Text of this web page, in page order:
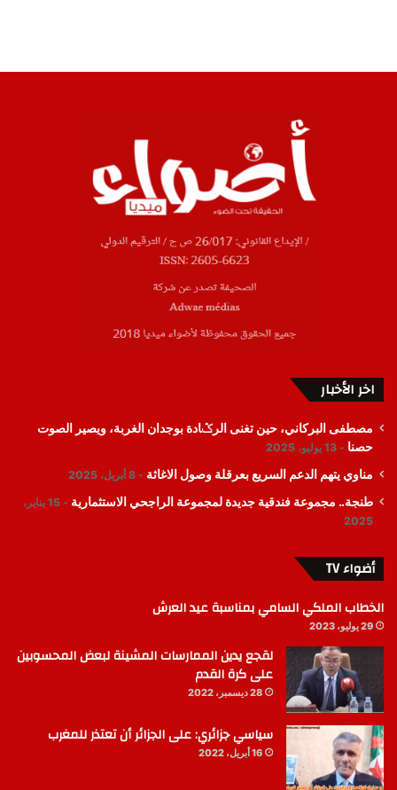
اخر الأخبار
مصطفى البركاني، حين تغنى الرݣادة بوجدان الغربة، ويصير الصوت
حصنا
13 يوليو، 2025
مناوي يتهم الدعم السريع بعرقلة وصول الاغاثة 8 أبريل، 2025
طنجة.. مجموعة فندقية جديدة لمجموعة الراجحي الاستثمارية
15 يناير،
2025
أضواء TV
الخطاب الملكي السامي بمناسبة عيد العرش
29 يوليو، 2023
لقجع يدين الممارسات المشينة لبعض المحسوبين
على كرة القدم
28 ديسمبر، 2022
سياسي جزائري: على الجزائر أن تعتذر للمغرب
16 أبريل، 2022